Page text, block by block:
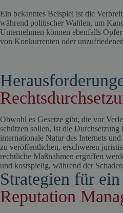
Ein bekanntes Beispiel ist die
während politischer Wahlen, um
Unternehmen können ebenfalls
von Konkurrenten oder
Obwohl es Gesetze gibt, die vor
schützen sollen, ist die
internationale Natur des Internets
zu veröffentlichen, erschweren
rechtliche Maßnahmen ergriffen
und kostspielig, während der
Strategien für
Reputation